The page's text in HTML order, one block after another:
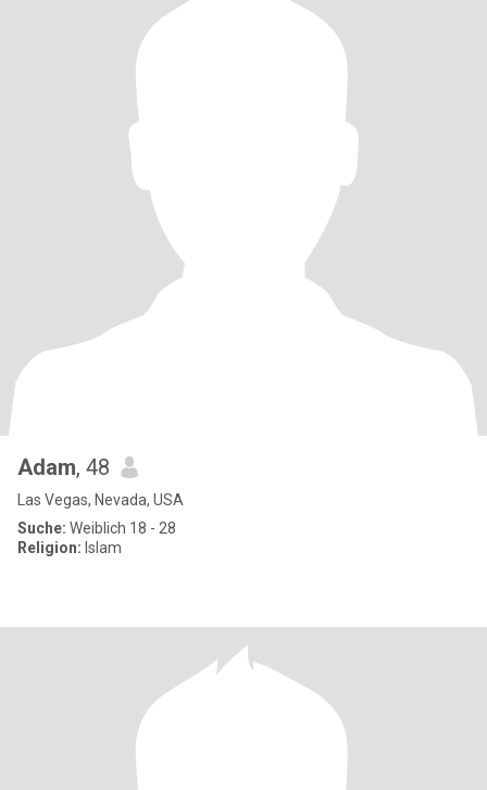
Adam, 48
Las Vegas, Nevada, USA
Suche: Weiblich 18 - 28
Religion: Islam